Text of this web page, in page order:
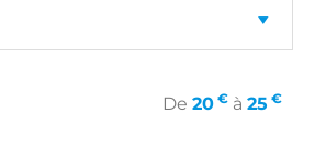
De 20 € à 25 €